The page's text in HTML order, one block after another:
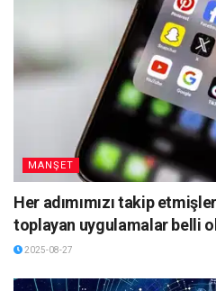
MANŞET
Her adımımızı takip
toplayan uygulamalar belli
2025-08-27